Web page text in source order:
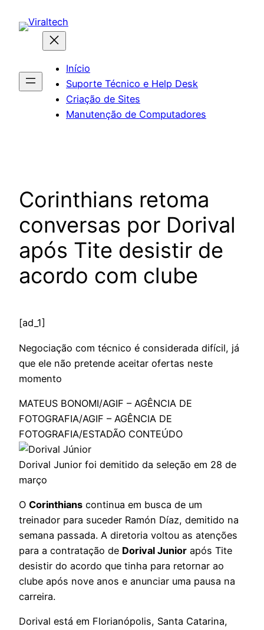
para
Início
Suporte Técnico e Help Desk
Criação de Sites
Manutenção de Computadores
Corinthians retoma
conversas por Dorival
após Tite desistir de
acordo com clube
[ad_1]
Negociação com técnico é considerada difícil, já
que ele não pretende aceitar ofertas neste
momento
MATEUS BONOMI/AGIF – AGÊNCIA DE
FOTOGRAFIA/AGIF – AGÊNCIA DE
FOTOGRAFIA/ESTADÃO CONTEÚDO
Dorival Junior foi demitido da seleção em 28 de
março
O Corinthians continua em busca de um
treinador para suceder Ramón Díaz, demitido na
semana passada. A diretoria voltou as atenções
para a contratação de Dorival Junior após Tite
desistir do acordo que tinha para retornar ao
clube após nove anos e anunciar uma pausa na
carreira.
Dorival está em Florianópolis, Santa Catarina,